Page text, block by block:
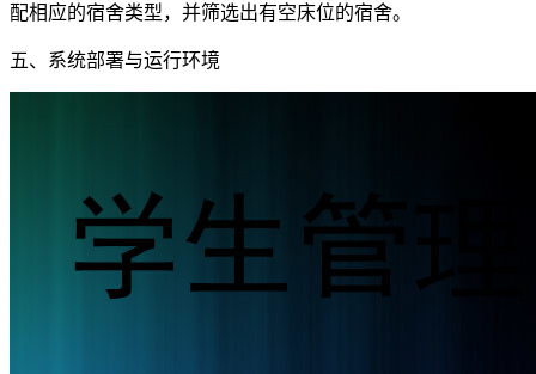
配相应的宿舍类型，并筛选出有空床位的宿舍。
五、系统部署与运行环境